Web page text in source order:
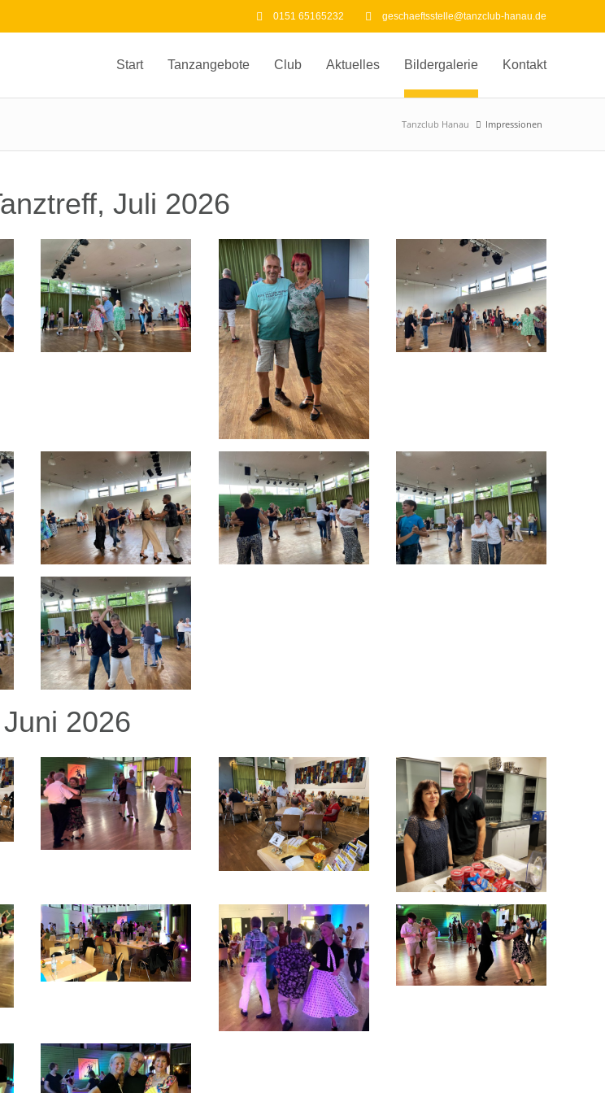
0151 65165232 geschaeftsstelle@tanzclub-hanau.de
Start Tanzangebote Club Aktuelles Bildergalerie Kontakt
Tanzclub Hanau Impressionen
Juli 2026
2026